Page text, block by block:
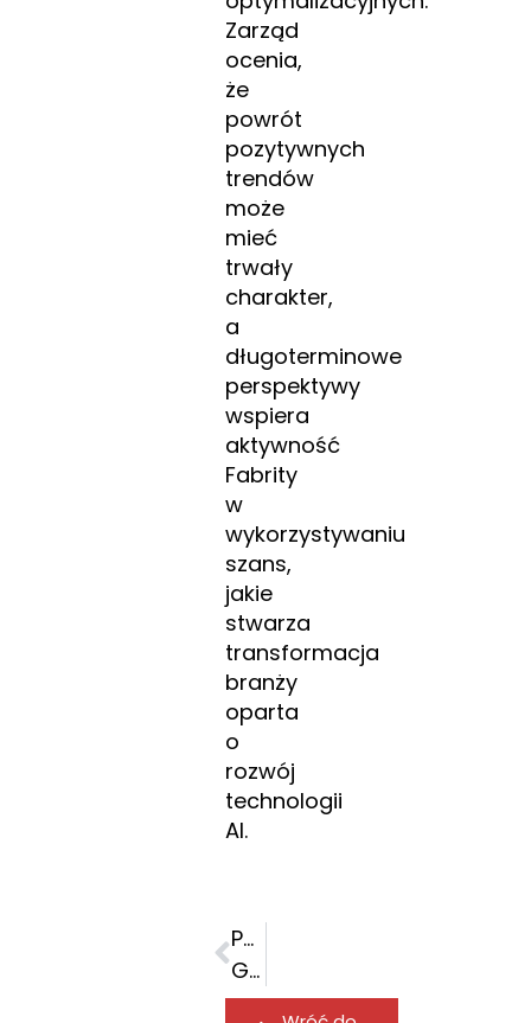
Zarząd
ocenia,
że
powrót
pozytywnych
trendów
może
mieć
trwały
charakter,
a
długoterminowe
perspektywy
wspiera
aktywność
Fabrity
w
wykorzystywaniu
szans,
jakie
stwarza
transformacja
branży
oparta
o
rozwój
technologii
AI.
POPRZEDNI
Grupa Fabrity w I kw. 2026 roku wróciła na ścieżkę wzrostu